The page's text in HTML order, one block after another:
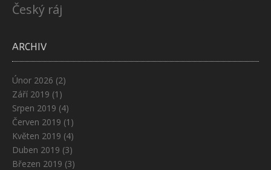
Český ráj
ARCHIV
Únor 2026 (2)
Září 2019 (1)
Srpen 2019 (4)
Červen 2019 (1)
Květen 2019 (4)
Duben 2019 (3)
Březen 2019 (3)